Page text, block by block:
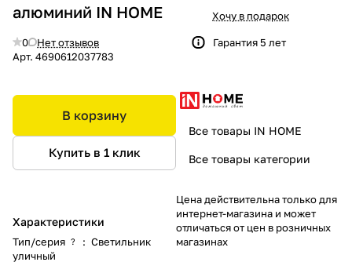
алюминий IN HOME
0
Нет отзывов
Арт. 4690612037783
В корзину
Купить в 1 клик
Характеристики
Тип/серия ? : Светильник
уличный
Хочу в подарок
Гарантия 5 лет
Все товары IN HOME
Все товары категории
Цена действительна только для
интернет-магазина и может
отличаться от цен в розничных
магазинах